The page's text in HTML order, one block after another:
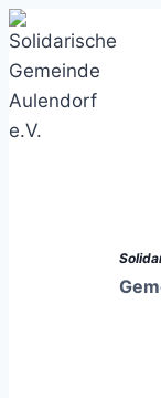
Zum
Inhalt
springen